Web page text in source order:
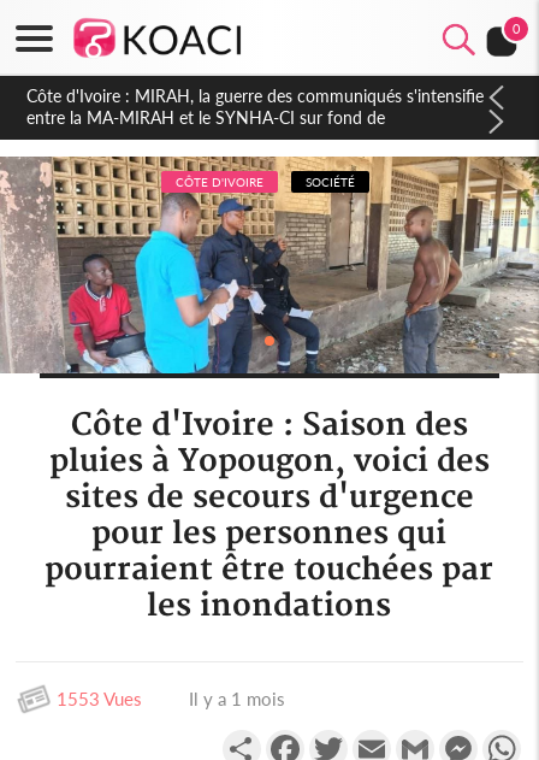
0
Côte d'Ivoire : Indépendance 2026, Thiam plaide pour un
environnement démocratique plus apaisé
CÔTE D'IVOIRE SOCIÉTÉ
Côte d'Ivoire : Saison des
pluies à Yopougon, voici des
sites de secours d'urgence
pour les personnes qui
pourraient être touchées par
les inondations
1553 Vues Il y a 1 mois
PartagerFacebookTwitterEmail Gmail